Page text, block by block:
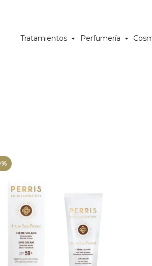
Tratamientos Perfumería